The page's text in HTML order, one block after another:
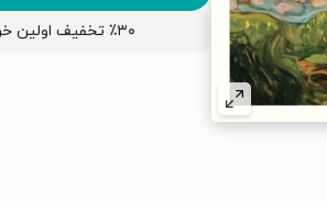
٪۳۰ تخفیف اولین خرید کتاب با کد